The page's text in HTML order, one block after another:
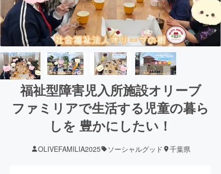
福祉型障害児入所施設オリーブ
ファミリアで生活する児童の暮ら
しを 豊かにしたい！
OLIVEFAMILIA2025 ソーシャルグッド 千葉県